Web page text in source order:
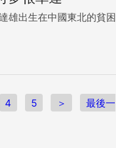
雄出生在中國東北的貧困
4 5 ＞
最後一